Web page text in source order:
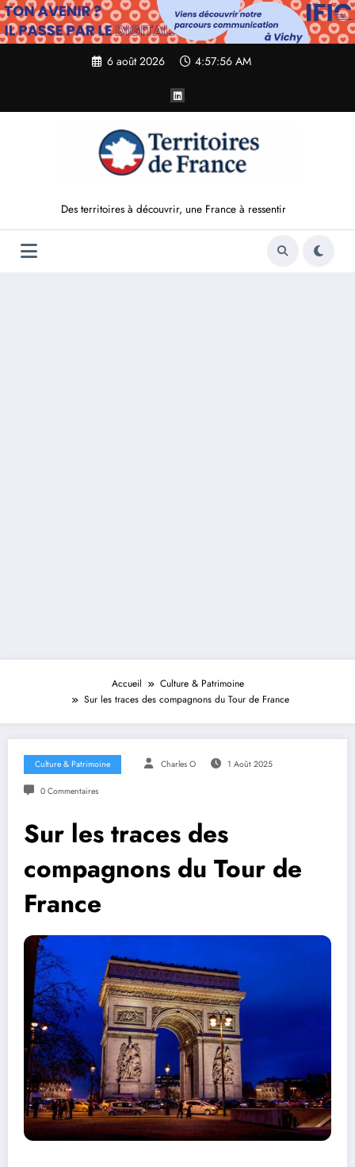
Aller
au
contenu
6 août 2026 4:57:57 AM
Des territoires à découvrir, une France à ressentir
Accueil
Culture & Patrimoine
Sur les traces des compagnons du Tour de France
Culture & Patrimoine Charles O 1 Août 2025
0 Commentaires
Sur les traces des
compagnons du Tour de
France